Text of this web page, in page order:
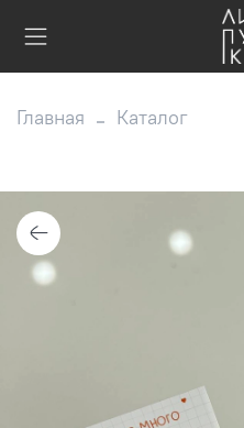
Главная Каталог